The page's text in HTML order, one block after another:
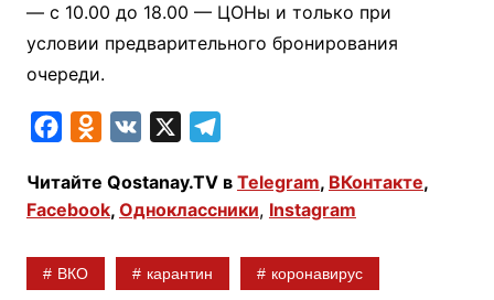
— с 10.00 до 18.00 — ЦОНы и только при
условии предварительного бронирования
очереди.
c
e
o
n
o
l
e
Читайте Qostanay.TV в Telegram, ВКонтакте,
Facebook, Одноклассники, Instagram
ВКО карантин коронавирус